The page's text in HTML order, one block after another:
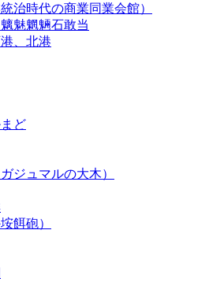
治時代の商業同業会館）
魅魍魎石敢当
、北港
ど
ジュマルの大木）
餌砲）